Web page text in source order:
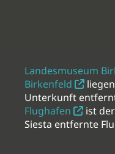
Landesmuseum
Birkenfeld
Unterkunft
Flughafen
ist
Siesta entfernte